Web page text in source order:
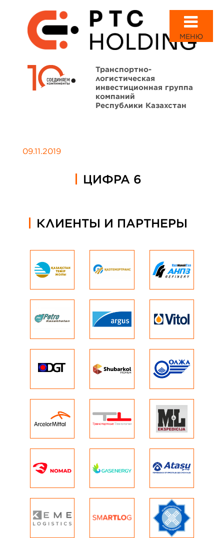
МЕНЮ
Транспортно-
логистическая
инвестиционная группа
компаний
Республики Казахстан
09.11.2019
ЦИФРА 6
КЛИЕНТЫ И ПАРТНЕРЫ